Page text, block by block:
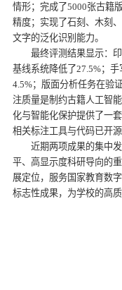
情形；完成了5000张古籍
精度；实现了石刻、木刻
文字的泛化识别能力。
最终评测结果显示：
基线系统降低了27.5%；
4.5%；版面分析任务在验
注质量是制约古籍人工智
化与智能化保护提供了一
相关标注工具与代码已开源
近期两项成果的集中
平、高显示度科研导向的
展定位，服务国家教育数
标志性成果，为学校的高